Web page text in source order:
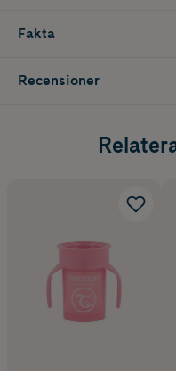
extra ventiler eller lösa delar.
Fakta
Recensioner